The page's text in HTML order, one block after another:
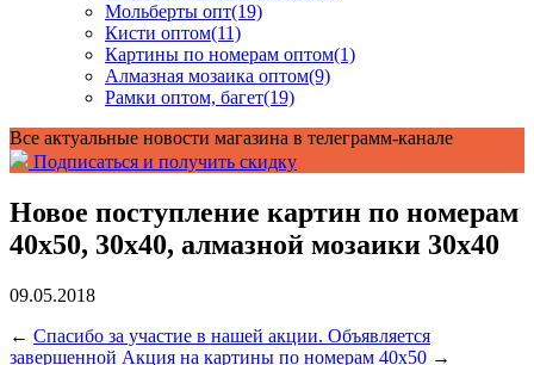
Мольберты опт(19)
Кисти оптом(11)
Картины по номерам оптом(1)
Алмазная мозаика оптом(9)
Рамки оптом, багет(19)
Все актуальные новости магазина в телеграмм-канале
Подписаться и получить скидку
Новое поступление картин по номерам
40х50, 30х40, алмазной мозаики 30х40
09.05.2018
← Спасибо за участие в нашей акции. Объявляется
завершенной Акция на картины по номерам 40х50 →